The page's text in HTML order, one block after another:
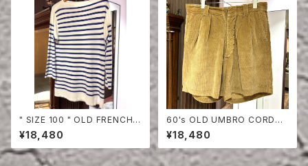
" SIZE 100 " OLD FRENCH
NAVY BORDER CUT-SEW
¥18,480
60's OLD UMBRO CORDUR
OY SHORTS
¥18,480